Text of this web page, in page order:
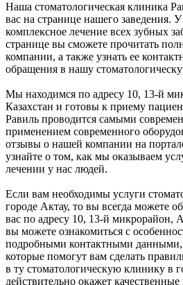
Наша стоматологическая клиника
вас на странице нашего заведения.
комплексное лечение всех зубных
странице вы сможете прочитать
компании, а также узнать ее
обращения в нашу
Мы находимся по адресу 10, 13-й
Казахстан и готовы к приему
Равиль проводится самыми
применением современного
отзывы о нашей компании на
узнайте о том, как мы оказываем
лечении у нас людей.
Если вам необходимы услуги
городе Актау, то вы всегда можете
вас по адресу 10, 13-й микрорайон,
вы можете ознакомиться с
подробными контактными данными,
которые помогут вам сделать
в ту стоматологическую клинику в
действительно окажет качественные